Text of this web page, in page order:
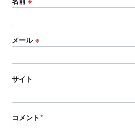
メール ※
サイト
コメント*